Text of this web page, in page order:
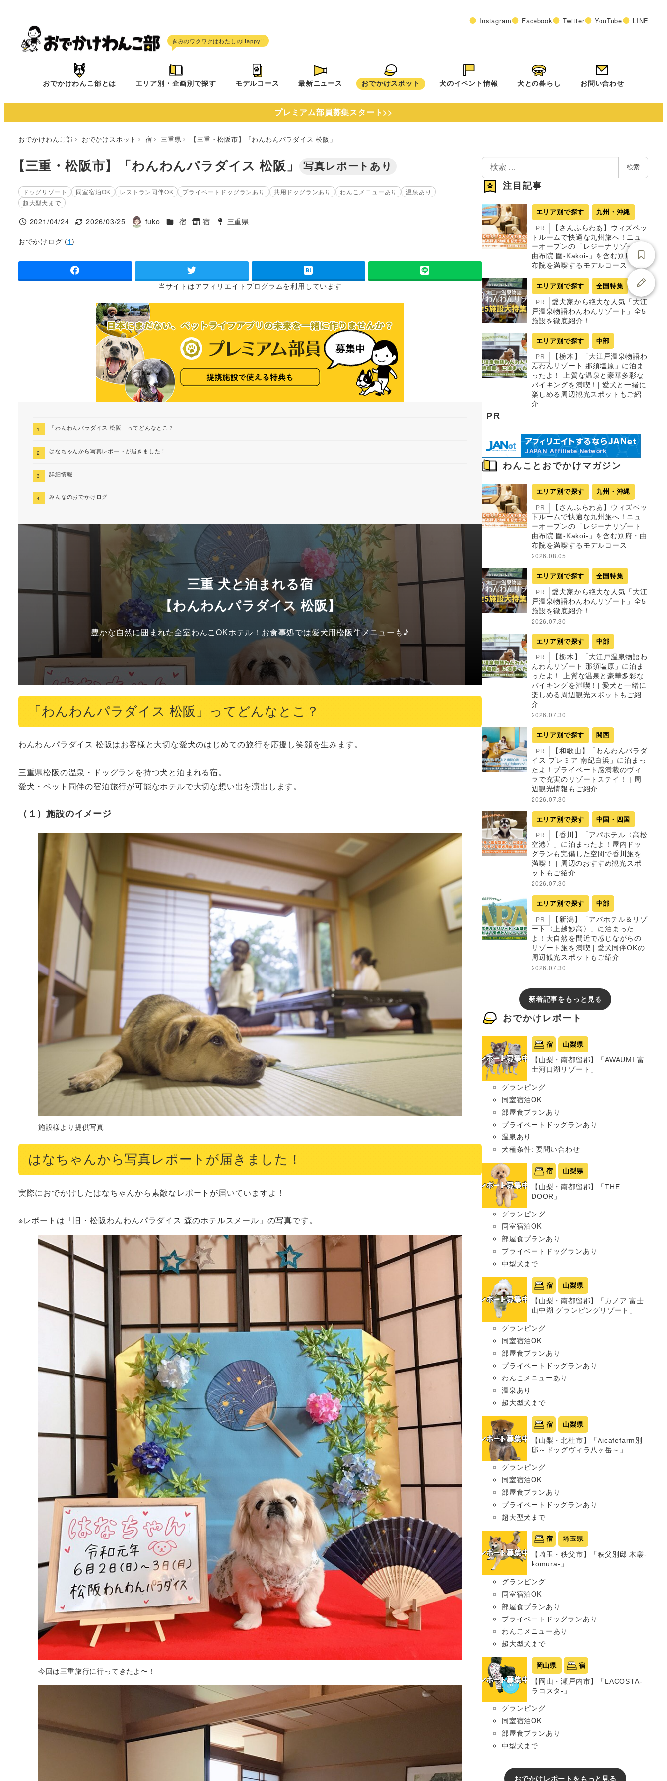
へ
Instagram Facebook Twitter YouTube LINE
おでかけわんこ部とは エリア別・企画別で探す モデルコース 最新ニュース おでかけスポット 犬のイベント情報 犬との暮らし お問い合わせ
プレミアム部員募集スタート>>
おでかけわんこ部 おでかけスポット 宿 三重県 【三重・松阪市】「わんわんパラダイス 松阪」
【三重・松阪市】「わんわんパラダイス 松阪」 写真レポートあり
ドッグリゾート 同室宿泊OK レストラン同伴OK プライベートドッグランあり 共用ドッグランあり わんこメニューあり
温泉あり
超大型犬まで
投稿日
2021/04/24
更新日
2026/03/25
著
fuko 施設ジャンル
宿
タグ
宿
タグ
三重県
おでかけログ (1)
- - -
当サイトはアフィリエイトプログラムを利用しています
「わんわんパラダイス 松阪」ってどんなとこ？
はなちゃんから写真レポートが届きました！
詳細情報
みんなのおでかけログ
三重 犬と泊まれる宿
【わんわんパラダイス 松阪】
豊かな自然に囲まれた全室わんこOKホテル！お食事処では愛犬用松阪牛メニューも♪
「わんわんパラダイス 松阪」ってどんなとこ？
わんわんパラダイス 松阪はお客様と大切な愛犬のはじめての旅行を応援し笑顔を生みます。
三重県松阪の温泉・ドッグランを持つ犬と泊まれる宿。
愛犬・ペット同伴の宿泊旅行が可能なホテルで大切な想い出を演出します。
（１）施設のイメージ
施設様より提供写真
はなちゃんから写真レポートが届きました！
実際におでかけしたはなちゃんから素敵なレポートが届いていますよ！
※レポートは「旧・松阪わんわんパラダイス 森のホテルスメール」の写真です。
今回は三重旅行に行ってきたよ〜！
検
索
検索
注目記事
エリア別で探す 九州・沖縄
PR
【さんふらわあ】ウィズペッ
トルームで快適な九州旅へ！ニュ
ーオープンの「レジーナリゾート
由布院 圍-Kakoi-」を含む別府・由
布院を満喫するモデルコース
エリア別で探す 全国特集
PR
愛犬家から絶大な人気「大江
戸温泉物語わんわんリゾート」全5
施設を徹底紹介！
エリア別で探す 中部
PR
【栃木】「大江戸温泉物語わ
んわんリゾート 那須塩原」に泊ま
ったよ！ 上質な温泉と豪華多彩な
バイキングを満喫！| 愛犬と一緒に
楽しめる周辺観光スポットもご紹
介
PR
わんことおでかけマガジン
エリア別で探す 九州・沖縄
PR
【さんふらわあ】ウィズペッ
トルームで快適な九州旅へ！ニュ
ーオープンの「レジーナリゾート
由布院 圍-Kakoi-」を含む別府・由
布院を満喫するモデルコース
2026.08.05
エリア別で探す 全国特集
PR
愛犬家から絶大な人気「大江
戸温泉物語わんわんリゾート」全5
施設を徹底紹介！
2026.07.30
エリア別で探す 中部
PR
【栃木】「大江戸温泉物語わ
んわんリゾート 那須塩原」に泊ま
ったよ！ 上質な温泉と豪華多彩な
バイキングを満喫！| 愛犬と一緒に
楽しめる周辺観光スポットもご紹
介
2026.07.30
エリア別で探す 関西
PR
【和歌山】「わんわんパラダ
イス プレミア 南紀白浜」に泊まっ
たよ！プライベート感満載のヴィ
ラで充実のリゾートステイ！ | 周
辺観光情報もご紹介
2026.07.30
エリア別で探す 中国・四国
PR
【香川】「アパホテル〈高松
空港〉」に泊まったよ！屋内ドッ
グランも完備した空間で香川旅を
満喫！ | 周辺のおすすめ観光スポ
ットもご紹介
2026.07.30
エリア別で探す 中部
PR
【新潟】「アパホテル＆リゾ
ート〈上越妙高〉」に泊まった
よ！大自然を間近で感じながらの
リゾート旅を満喫 | 愛犬同伴OKの
周辺観光スポットもご紹介
2026.07.30
新着記事をもっと見る
おでかけレポート
宿 山梨県
【山梨・南都留郡】「AWAUMI 富
士河口湖リゾート」
グランピング
同室宿泊OK
部屋食プランあり
プライベートドッグランあり
温泉あり
犬種条件: 要問い合わせ
宿 山梨県
【山梨・南都留郡】「THE
DOOR」
グランピング
同室宿泊OK
部屋食プランあり
プライベートドッグランあり
中型犬まで
宿 山梨県
【山梨・南都留郡】「カノア 富士
山中湖 グランピングリゾート」
グランピング
同室宿泊OK
部屋食プランあり
プライベートドッグランあり
わんこメニューあり
温泉あり
超大型犬まで
宿 山梨県
【山梨・北杜市】「Aicafefarm別
邸～ドッグヴィラ八ヶ岳～」
グランピング
同室宿泊OK
部屋食プランあり
プライベートドッグランあり
超大型犬まで
宿 埼玉県
【埼玉・秩父市】「秩父別邸 木叢-
komura-」
グランピング
同室宿泊OK
部屋食プランあり
プライベートドッグランあり
わんこメニューあり
超大型犬まで
岡山県 宿
【岡山・瀬戸内市】「LACOSTA-
ラコスタ-」
グランピング
同室宿泊OK
部屋食プランあり
中型犬まで
おでかけレポートをもっと見る